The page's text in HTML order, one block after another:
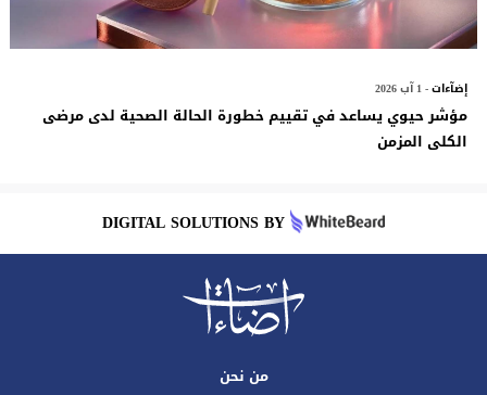
إضآءات- 1 آب 2026
مؤشر حيوي يساعد في تقييم خطورة الحالة الصحية لدى مرضى
الكلى المزمن
DIGITAL SOLUTIONS BY
من نحن